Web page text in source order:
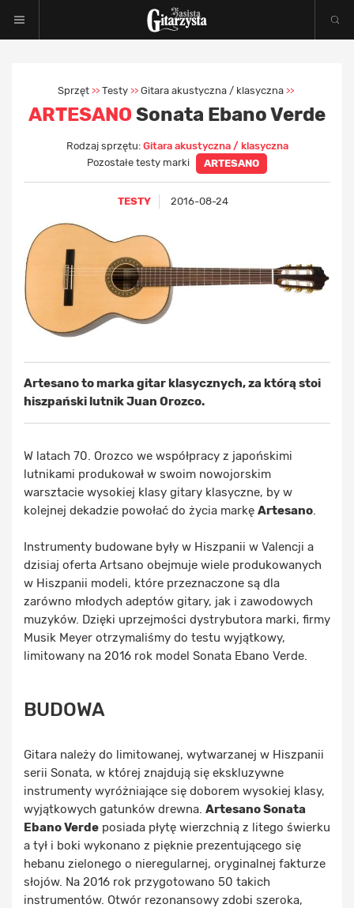
Sprzęt >> Testy >> Gitara akustyczna / klasyczna >>
ARTESANO Sonata Ebano Verde
Rodzaj sprzętu: Gitara akustyczna / klasyczna
Pozostałe testy marki
ARTESANO
TESTY 2016-08-24
Artesano to marka gitar klasycznych, za którą stoi
hiszpański lutnik Juan Orozco.
W latach 70. Orozco we współpracy z japońskimi
lutnikami produkował w swoim nowojorskim
warsztacie wysokiej klasy gitary klasyczne, by w
kolejnej dekadzie powołać do życia markę Artesano
Instrumenty budowane były w Hiszpanii w Valencji a
dzisiaj oferta Artsano obejmuje wiele produkowanych
w Hiszpanii modeli, które przeznaczone są dla
zarówno młodych adeptów gitary, jak i zawodowych
muzyków. Dzięki uprzejmości dystrybutora marki, firmy
Musik Meyer otrzymaliśmy do testu wyjątkowy,
limitowany na 2016 rok model Sonata Ebano Verde.
BUDOWA
Gitara należy do limitowanej, wytwarzanej w Hiszpanii
serii Sonata, w której znajdują się ekskluzywne
instrumenty wyróżniające się doborem wysokiej klasy,
wyjątkowych gatunków drewna. Artesano Sonata
Ebano Verde posiada płytę wierzchnią z litego świerku
a tył i boki wykonano z pięknie prezentującego się
hebanu zielonego o nieregularnej, oryginalnej fakturze
słojów. Na 2016 rok przygotowano 50 takich
instrumentów. Otwór rezonansowy zdobi szeroka,